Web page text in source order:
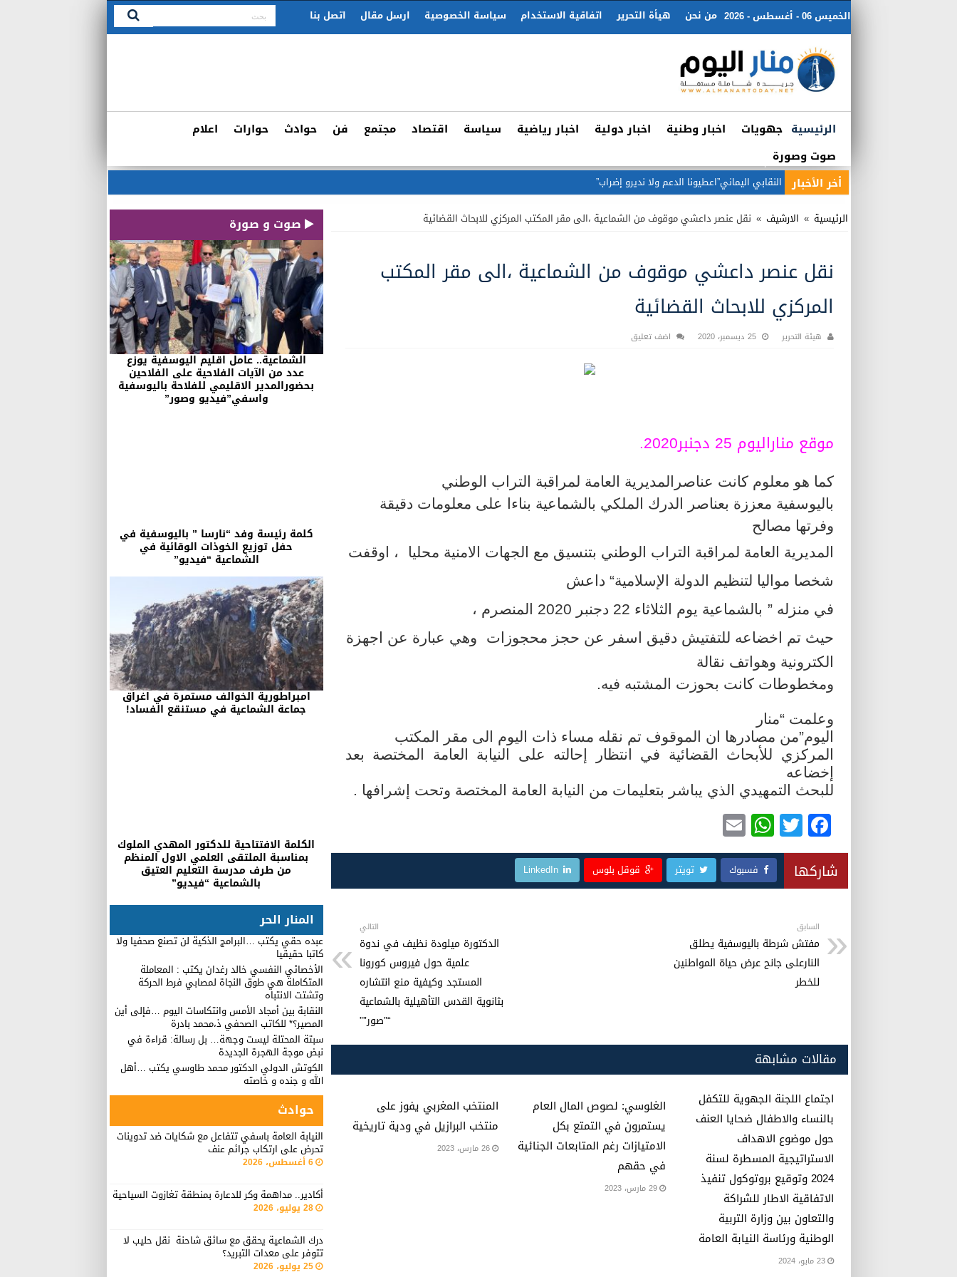
الخميس 06 - أغسطس - 2026 من نحن هيأة التحرير اتفاقية الاستخدام سياسة الخصوصية ارسل مقال اتصل بنا
الرئيسية جهويات اخبار وطنية اخبار دولية اخبار رياضية سياسة اقتصاد مجتمع فن حوادث حوارات
اعلام
صوت وصورة
أخر الأخبار النقابي اليماني”اعطيونا الدعم ولا نديرو إضراب”
صوت و صورة
الشماعية.. عامل اقليم اليوسفية يوزع
عدد من الآيات الفلاحية على الفلاحين
بحضورالمدير الاقليمي للفلاحة باليوسفية
واسفي”فيديو وصور”
كلمة رئيسة وفد “نارسا ” باليوسفية في
حفل توزيع الخوذات الوقائية في
الشماعية “فيديو”
امبراطورية الخوالف مستمرة في اغراق
جماعة الشماعية في مستنقع الفساد!
الكلمة الافتتاحية للدكتور المهدي الملوك
بمناسبة الملتقى العلمي الاول المنظم
من طرف مدرسة التعليم العتيق
بالشماعية “فيديو”
المنار الحر
عبده حقي يكتب …البرامج الذكية لن تصنع صحفيا ولا
كاتبا حقيقيا
الأخصائي النفسي خالد رغدان يكتب : المعاملة
المتكاملة هي طوق النجاة لمصابي فرط الحركة
وتشتت الانتباه
النقابة بين أمجاد الأمس وانتكاسات اليوم …فإلى أين
المصير؟* للكاتب الصحفي ذ،محمد بادرة
سبتة المحتلة ليست وجهة… بل رسالة: قراءة في
نبض موجة الهجرة الجديدة
الكوتش الدولي الدكتور محمد طاوسي يكتب …أهل
الله و جنده و خاصته
حوادث
النيابة العامة باسفي تتفاعل مع شكايات ضد تدوينات
تحرض على ارتكاب جرائم عنف
6 أغسطس، 2026
أكادير.. مداهمة وكر للدعارة بمنطقة تغازوت السياحية
28 يوليو، 2026
درك الشماعية يحقق مع سائق شاحنة نقل حليب لا
تتوفر على معدات التبريد؟
25 يوليو، 2026
الرئيسية » الارشيف » نقل عنصر داعشي موقوف من الشماعية ،الى مقر المكتب المركزي للابحاث القضائية
نقل عنصر داعشي موقوف من الشماعية ،الى مقر المكتب
المركزي للابحاث القضائية
هيئة التحرير 25 ديسمبر، 2020 اضف تعليق
موقع مناراليوم 25 دجنبر2020.
كما هو معلوم كانت عناصرالمدیریة العامة لمراقبة التراب الوطني
باليوسفية معززة بعناصر الدرك الملكي بالشماعية بناءا على معلومات دقيقة
وفرتها مصالح
المديرية العامة لمراقبة التراب الوطني بتنسيق مع الجهات الامنية محليا
، اوقفت
شخصا مواليا لتنظیم الدولة الإسلامية“داعش
في منزله ” بالشماعية يوم الثلاثاء 22 دجنبر 2020 المنصرم ،
حيث تم اخضاعه للتفتيش دقيق اسفر عن حجز محجوزات
وهي عبارة عن اجهزة
الكترونية وهواتف نقالة
ومخطوطات كانت بحوزت المشتبه فيه.
وعلمت “منار
اليوم”من مصادرها ان الموقوف تم نقله مساء ذات اليوم الى مقر
المكتب
المركزي للأبحاث القضائية في انتظار إحالته على النيابة العامة المختصة بعد
إخضاعه
للبحث التمهيدي الذي يباشر بتعليمات من النيابة العامة المختصة وتحت إشرافها .
F
a
c
e
b
o
o
k
T
wi
tt
er
W
h
at
s
p
p
m
ail شاركها فسبوك تويتر قوقل بلوس LinkedIn
السابق
مفتش شرطة باليوسفية يطلق
النارعلى جانح عرض حياة المواطنين
للخطر
التالي
الدكتورة ميلودة نظيف في ندوة
علمية حول فيروس كورونا
المستجد وكيفية منع انتشاره
بثانوية القدس التأهيلية بالشماعية
“”صور””
مقالات مشابهة
اجتماع اللجنة الجهوية للتكفل
بالنساء والاطفال ضحايا العنف
حول موضوع الاهداف
الاستراتيجية المسطرة لسنة
2024 وتوقيع بروتوكول تنفيذ
الاتفاقية الاطار للشراكة
والتعاون بين وزارة التربية
الوطنية ورئاسة النيابة العامة
23 مايو، 2024
الغلوسي: لصوص المال العام
يستمرون في التمتع بكل
الامتيازات رغم المتابعات الجنائية
في حقهم
29 مارس، 2023
المنتخب المغربي يفوز على
منتخب البرازيل في ودية تاريخية
26 مارس، 2023